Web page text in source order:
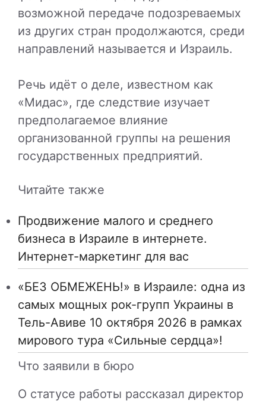
возможной передаче подозреваемых
из других стран продолжаются, среди
направлений называется и Израиль.
Речь идёт о деле, известном как
«Мидас», где следствие изучает
предполагаемое влияние
организованной группы на решения
государственных предприятий.
Читайте также
Продвижение малого и среднего
бизнеса в Израиле в интернете.
Интернет-маркетинг для вас
«БЕЗ ОБМЕЖЕНЬ!» в Израиле: одна из
самых мощных рок-групп Украины в
Тель-Авиве 10 октября 2026 в рамках
мирового тура «Сильные сердца»!
Что заявили в бюро
О статусе работы рассказал директор